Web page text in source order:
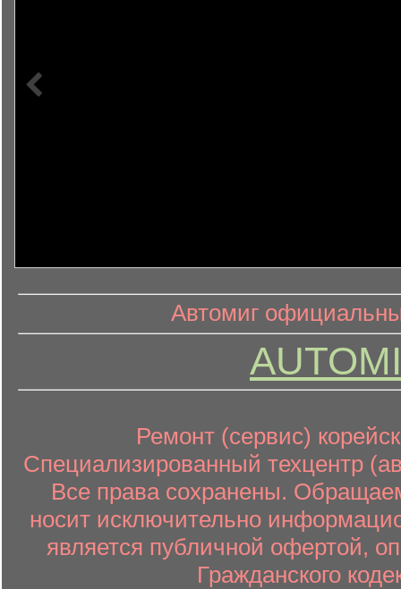
информационный контент
Автомиг
Ремонт (сервис)
Специализированный техцентр
Все права сохранены.
носит исключительно
является публичной офертой,
Гражданского